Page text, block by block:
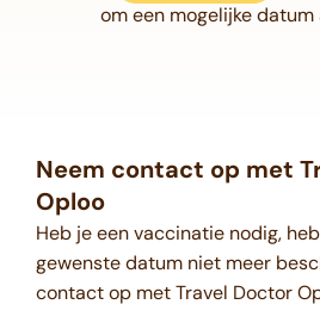
om een mogelijke datum
Neem contact op met
Oploo
Heb je een vaccinatie nodig,
gewenste datum niet meer
contact op met Travel Doctor